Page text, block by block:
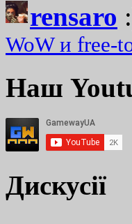
rensaro
WoW и free-
Наш
Дискусії